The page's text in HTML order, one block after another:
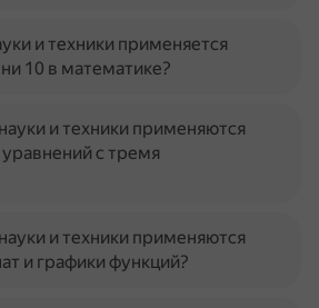
и техники применяется
10 в математике?
и техники применяются
с тремя
и техники применяются
и графики функций?